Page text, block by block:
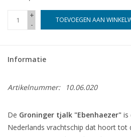
+
-
TOEVOEGEN AAN
Informatie
Artikelnummer: 10.06.020
De Groninger tjalk "Ebenhaezer" is
Nederlands vrachtschip dat hoort tot